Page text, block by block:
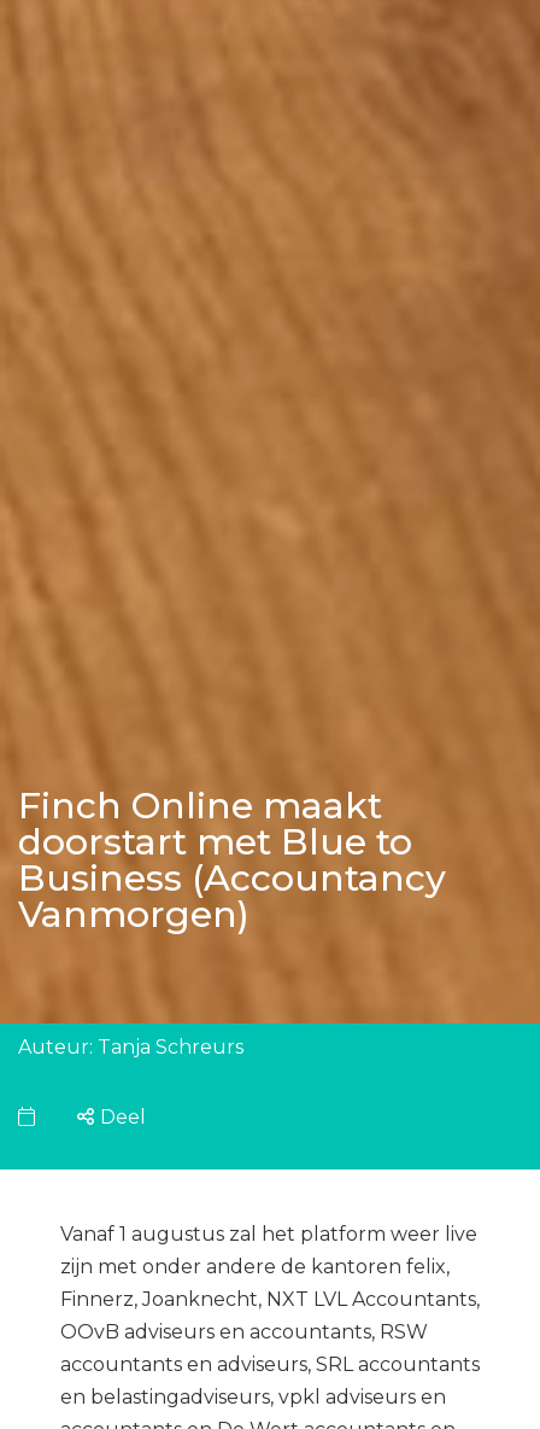
Finch Online maakt
doorstart met Blue to
Business (Accountancy
Vanmorgen)
Auteur: Tanja Schreurs
Deel
Vanaf 1 augustus zal het platform weer live
zijn met onder andere de kantoren felix,
Finnerz, Joanknecht, NXT LVL Accountants,
OOvB adviseurs en accountants, RSW
accountants en adviseurs, SRL accountants
en belastingadviseurs, vpkl adviseurs en